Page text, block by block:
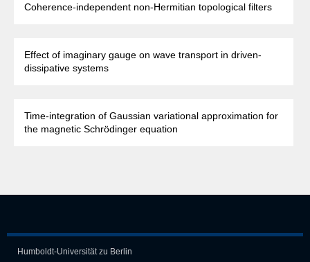
Coherence-independent non-Hermitian topological filters
Effect of imaginary gauge on wave transport in driven-
dissipative systems
Time-integration of Gaussian variational approximation for
the magnetic Schrödinger equation
Humboldt-Universität zu Berlin